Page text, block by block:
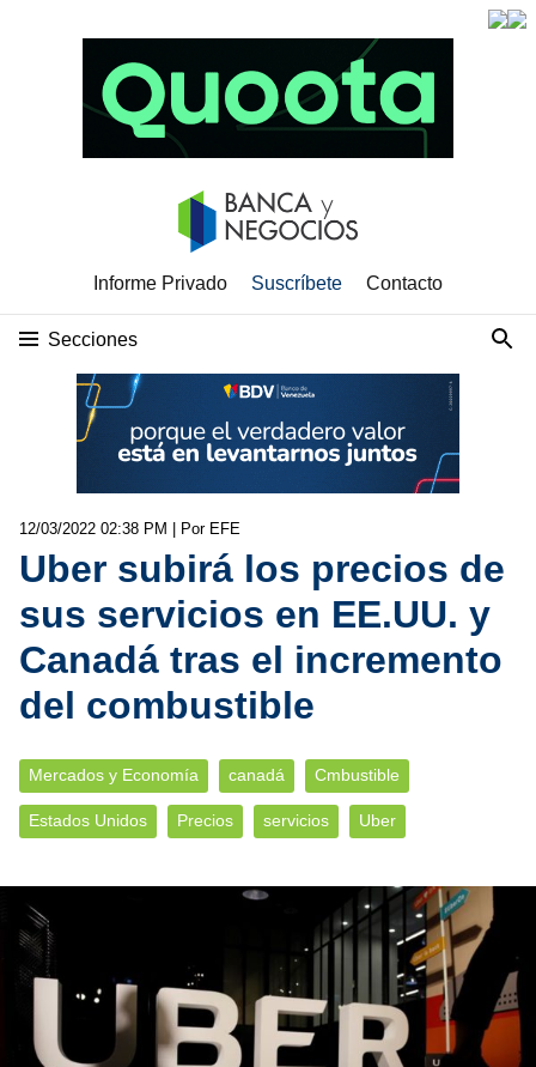
Informe Privado Suscríbete Contacto
Secciones
12/03/2022 02:38 PM | Por EFE
Uber subirá los precios de
sus servicios en EE.UU. y
Canadá tras el incremento
del combustible
Mercados y Economía canadá Cmbustible
Estados Unidos Precios servicios Uber